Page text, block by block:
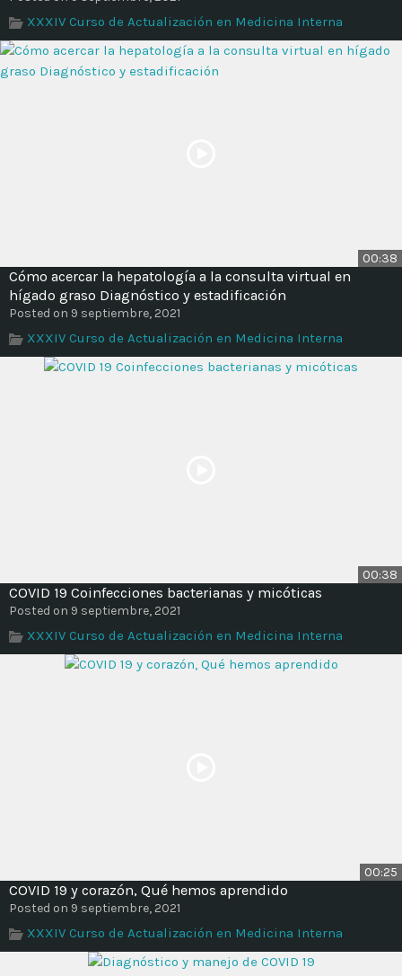
XXXIV Curso de Actualización en Medicina Interna
00:38
Cómo acercar la hepatología a la consulta virtual en
hígado graso Diagnóstico y estadificación
Posted on 9 septiembre, 2021
XXXIV Curso de Actualización en Medicina Interna
00:38
COVID 19 Coinfecciones bacterianas y micóticas
Posted on 9 septiembre, 2021
XXXIV Curso de Actualización en Medicina Interna
00:25
COVID 19 y corazón, Qué hemos aprendido
Posted on 9 septiembre, 2021
XXXIV Curso de Actualización en Medicina Interna